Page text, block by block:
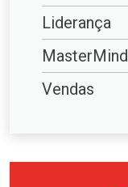
Liderança
MasterMind
Vendas